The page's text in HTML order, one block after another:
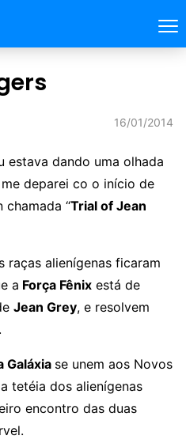
16/01/2014
estava dando uma olhada
deparei co o início de
chamada “Trial of Jean
raças alienígenas ficaram
a Força Fênix está de
Jean Grey, e resolvem
Galáxia se unem aos Novos
tetéia dos alienígenas
encontro das duas